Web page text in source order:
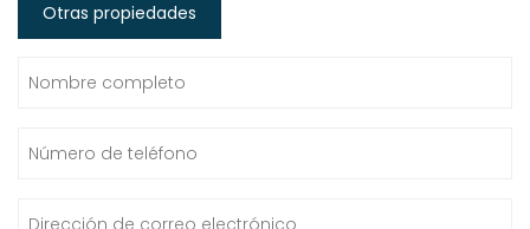
Otras propiedades